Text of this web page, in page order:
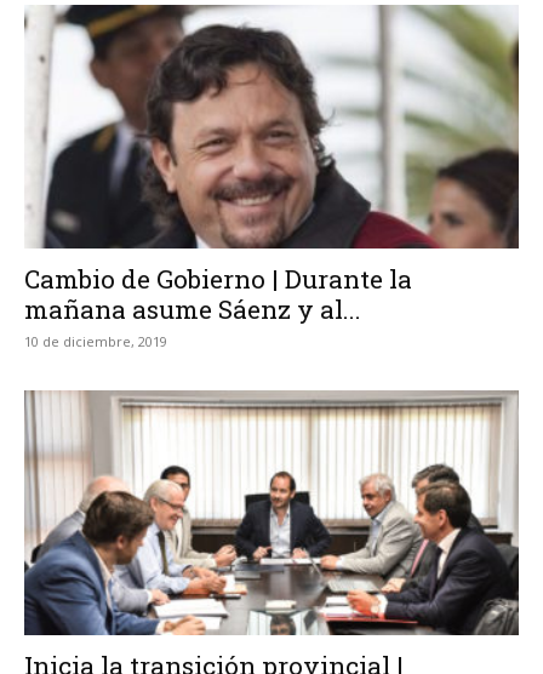
Cambio de Gobierno | Durante la
mañana asume Sáenz y al...
10 de diciembre, 2019
Inicia la transición provincial |